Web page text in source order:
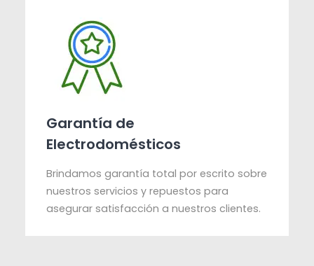
Garantía de
Electrodomésticos
Brindamos garantía total por escrito sobre
nuestros servicios y repuestos para
asegurar satisfacción a nuestros clientes.